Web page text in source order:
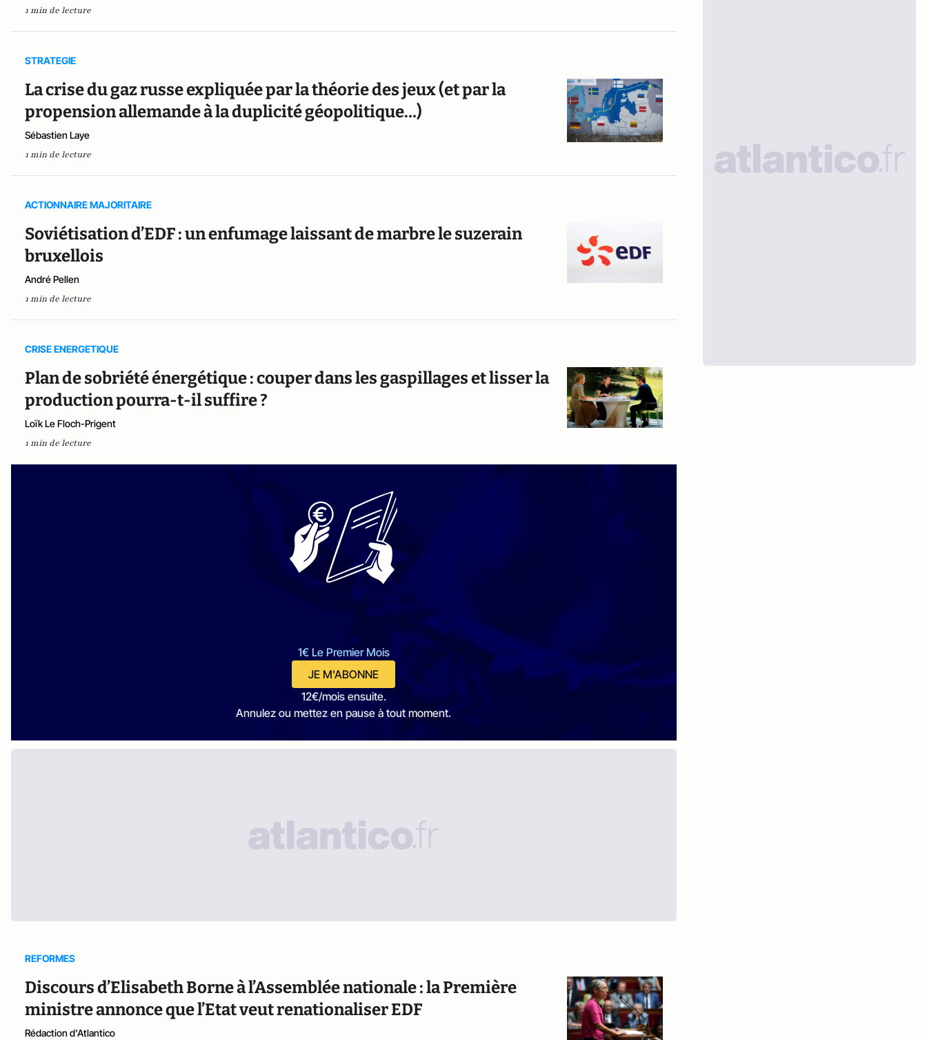
1 min de lecture
STRATEGIE
La crise du gaz russe expliquée par la théorie des jeux (et par la
propension allemande à la duplicité géopolitique…)
Sébastien Laye
1 min de lecture
ACTIONNAIRE MAJORITAIRE
Soviétisation d’EDF : un enfumage laissant de marbre le suzerain
bruxellois
André Pellen
1 min de lecture
CRISE ENERGETIQUE
Plan de sobriété énergétique : couper dans les gaspillages et lisser la
production pourra-t-il suffire ?
Loïk Le Floch-Prigent
1 min de lecture
1€ Le Premier Mois
JE M'ABONNE
12€/mois ensuite.
Annulez ou mettez en pause à tout moment.
REFORMES
Discours d’Elisabeth Borne à l’Assemblée nationale : la Première
ministre annonce que l’Etat veut renationaliser EDF
Rédaction d'Atlantico